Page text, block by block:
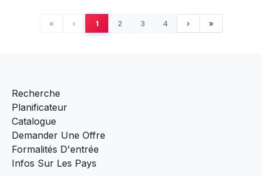
Cambodge Siem Reap
« ‹ 1 2 3 4 › »
Recherche
Planificateur
Catalogue
Demander Une Offre
Formalités D'entrée
Infos Sur Les Pays